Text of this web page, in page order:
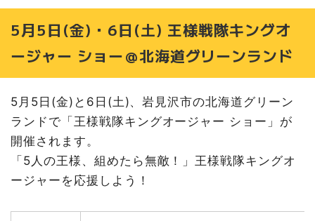
5月5日(金)・6日(土) 王様戦隊キングオ
ージャー ショー＠北海道グリーンランド
5月5日(金)と6日(土)、岩見沢市の北海道グリーン
ランドで「王様戦隊キングオージャー ショー」が
開催されます。
「5人の王様、組めたら無敵！」王様戦隊キングオ
ージャーを応援しよう！